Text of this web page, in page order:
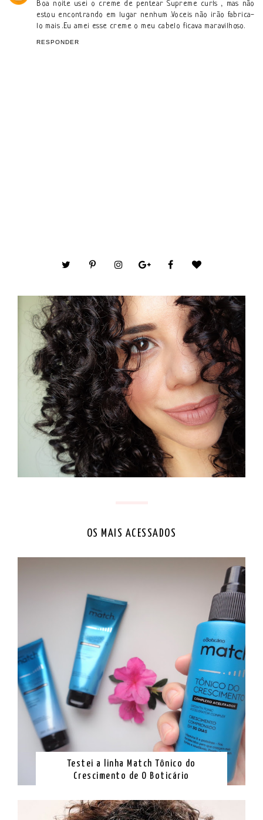
Boa noite usei o creme de pentear Supreme curls , mas não
estou encontrando em lugar nenhum .Voceis não irão fabrica-
lo mais .Eu amei esse creme o meu cabelo ficava maravilhoso.
RESPONDER
OS MAIS ACESSADOS
Testei a linha Match Tônico do
Crescimento de O Boticário